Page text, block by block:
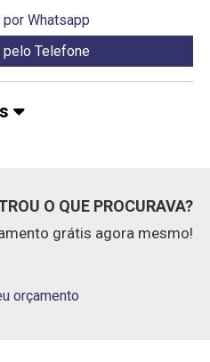
Whatsapp
pelo Telefone
O QUE PROCURAVA?
grátis agora mesmo!
orçamento